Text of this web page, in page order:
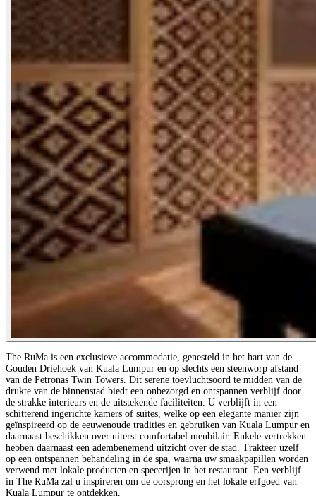
The RuMa is een exclusieve accommodatie, genesteld in het hart van de
Gouden Driehoek van Kuala Lumpur en op slechts een steenworp afstand
van de Petronas Twin Towers. Dit serene toevluchtsoord te midden van de
drukte van de binnenstad biedt een onbezorgd en ontspannen verblijf door
de strakke interieurs en de uitstekende faciliteiten. U verblijft in een
schitterend ingerichte kamers of suites, welke op een elegante manier zijn
geïnspireerd op de eeuwenoude tradities en gebruiken van Kuala Lumpur en
daarnaast beschikken over uiterst comfortabel meubilair. Enkele vertrekken
hebben daarnaast een adembenemend uitzicht over de stad. Trakteer uzelf
op een ontspannen behandeling in de spa, waarna uw smaakpapillen worden
verwend met lokale producten en specerijen in het restaurant. Een verblijf
in The RuMa zal u inspireren om de oorsprong en het lokale erfgoed van
Kuala Lumpur te ontdekken.